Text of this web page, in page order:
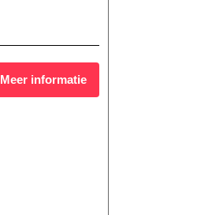
Meer informatie